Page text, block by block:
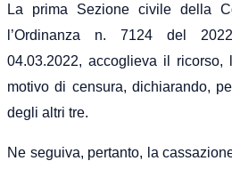
La prima Sezione civile della
l’Ordinanza n. 7124 del
04.03.2022, accoglieva il ricorso,
motivo di censura, dichiarando,
degli altri tre.
Ne seguiva, pertanto, la